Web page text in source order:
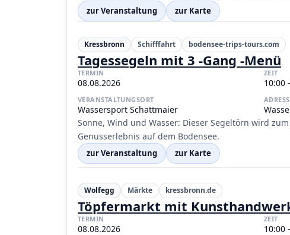
zur Veranstaltung zur Karte
Kressbronn Schifffahrt bodensee-trips-tours.com
Tagessegeln mit 3 -Gang -Menü
TERMIN
08.08.2026
ZEIT
10:00
VERANSTALTUNGSORT
Wassersport Schattmaier
Sonne, Wind und Wasser: Dieser Segeltörn wird
Genusserlebnis auf dem Bodensee.
zur Veranstaltung zur Karte
Wolfegg Märkte kressbronn.de
Töpfermarkt mit
TERMIN
08.08.2026
ZEIT
10:00